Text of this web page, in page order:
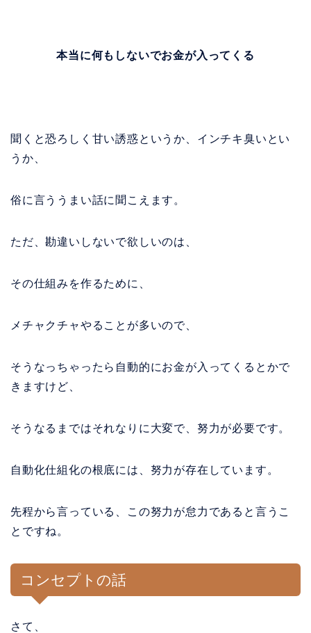
本当に何もしないでお金が入ってくる
聞くと恐ろしく甘い誘惑というか、インチキ臭いとい
うか、
俗に言ううまい話に聞こえます。
ただ、勘違いしないで欲しいのは、
その仕組みを作るために、
メチャクチャやることが多いので、
そうなっちゃったら自動的にお金が入ってくるとかで
きますけど、
そうなるまではそれなりに大変で、努力が必要です。
自動化仕組化の根底には、努力が存在しています。
先程から言っている、この努力が怠力であると言うこ
とですね。
コンセプトの話
さて、